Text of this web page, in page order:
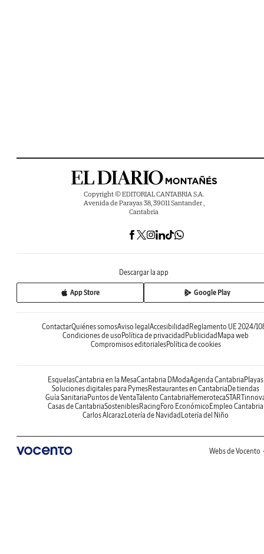
Copyright © EDITORIAL CANTABRIA S.A.
Avenida de Parayas 38, 39011 Santander ,
Cantabria
Descargar la app
App Store Google Play
ContactarQuiénes somosAviso legalAccesibilidadReglamento UE 2024/
Condiciones de usoPolítica de privacidadPublicidadMapa web
Compromisos editorialesPolítica de cookies
EsquelasCantabria en la MesaCantabria DModaAgenda CantabriaPlayas
Soluciones digitales para PymesRestaurantes en CantabriaDe tiendas
Guía SanitariaPuntos de VentaTalento CantabriaHemeroteca
Casas de CantabriaSosteniblesRacingForo EconómicoEmpleo Cantabria
Carlos AlcarazLotería de NavidadLotería del Niño
Webs de Vocento